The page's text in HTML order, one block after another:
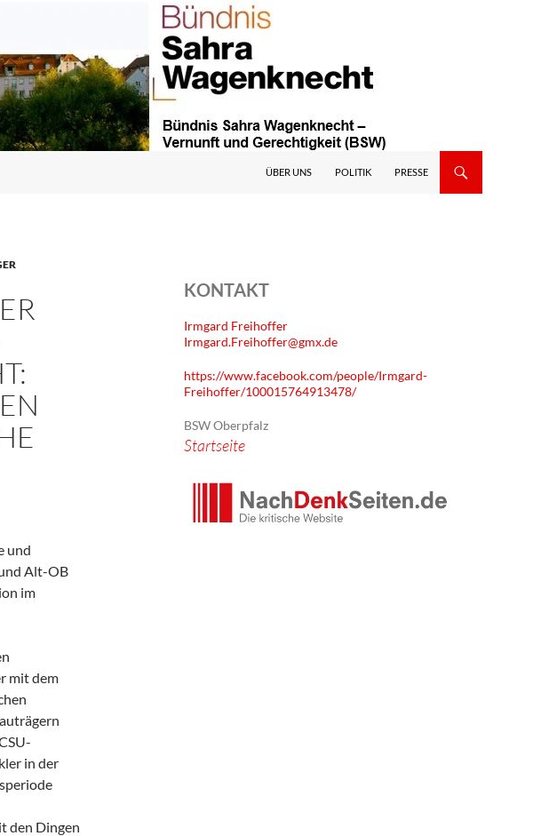
ÜBER UNS POLITIK PRESSE
und
Alt-OB
im
mit dem
in der
den Dingen
KONTAKT
Irmgard Freihoffer
Irmgard.Freihoffer@gmx.de
https://www.facebook.com/people/Irmgard-
Freihoffer/100015764913478/
BSW Oberpfalz
Startseite